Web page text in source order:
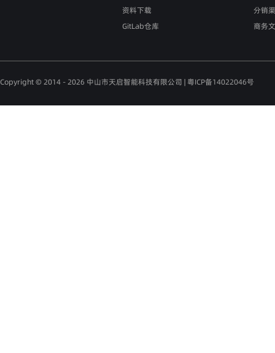
资料下载
GitLab仓库
分销
商务
Copyright © 2014 - 2026 中山市天启智能科技有限公司 |粤ICP备14022046号